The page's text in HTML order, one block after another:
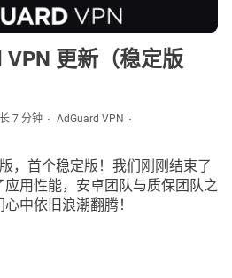
7 分钟
AdGuard VPN
VPN 更新（稳定版
，首个稳定版！我们刚刚结束了
用性能，安卓团队与质保团队之
中依旧浪潮翻腾！